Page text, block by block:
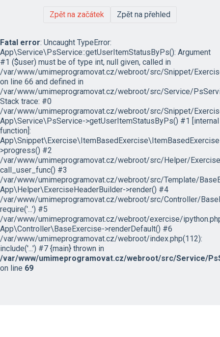
Zpět na začátek Zpět na přehled
Fatal error: Uncaught TypeError:
App\Service\PsService::getUserItemStatusByPs(): Argument
#1 ($user) must be of type int, null given, called in
/var/www/umimeprogramovat.cz/webroot/src/Snippet/
on line 66 and defined in
/var/www/umimeprogramovat.cz/webroot/src/Service/
Stack trace: #0
/var/www/umimeprogramovat.cz/webroot/src/Snippet/
App\Service\PsService->getUserItemStatusByPs() #1 [internal
function]:
>progress() #2
/var/www/umimeprogramovat.cz/webroot/src/Helper/
call_user_func() #3
/var/www/umimeprogramovat.cz/webroot/src/Template/
App\Helper\ExerciseHeaderBuilder->render() #4
/var/www/umimeprogramovat.cz/webroot/src/Controller/
require('...') #5
/var/www/umimeprogramovat.cz/webroot/exercise/
App\Controller\BaseExercise->renderDefault() #6
/var/www/umimeprogramovat.cz/webroot/index.php(112):
include('...') #7 {main} thrown in
/var/www/umimeprogramovat.cz/webroot/src/Service/
on line 69